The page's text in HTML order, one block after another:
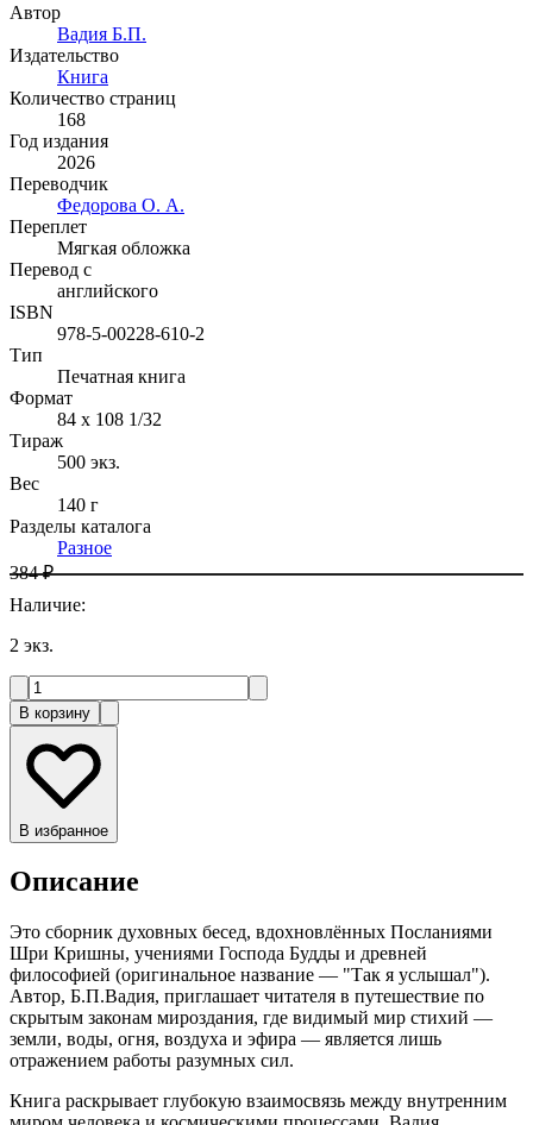
Автор
Вадия Б.П.
Издательство
Книга
Количество страниц
168
Год издания
2026
Переводчик
Федорова О. А.
Переплет
Мягкая обложка
Перевод с
английского
ISBN
978-5-00228-610-2
Тип
Печатная книга
Формат
84 x 108 1/32
Тираж
500 экз.
Вес
140 г
Разделы каталога
Разное
384 ₽
Наличие:
2 экз.
В корзину
В избранное
Описание
Это сборник духовных бесед, вдохновлённых Посланиями
Шри Кришны, учениями Господа Будды и древней
философией (оригинальное название — "Так я услышал").
Автор, Б.П.Вадия, приглашает читателя в путешествие по
скрытым законам мироздания, где видимый мир стихий —
земли, воды, огня, воздуха и эфира — является лишь
отражением работы разумных сил.
Книга раскрывает глубокую взаимосвязь между внутренним